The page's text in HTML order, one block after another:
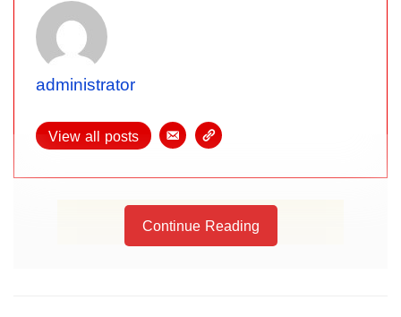
administrator
View all posts
Continue Reading